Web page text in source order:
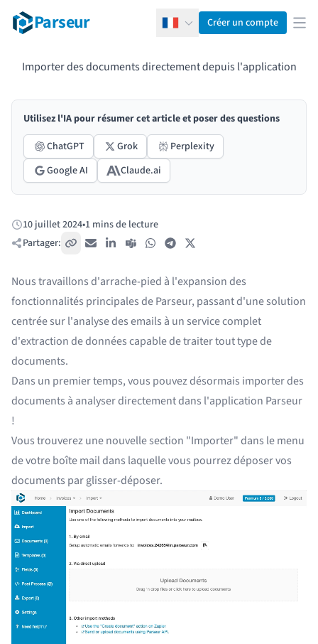
Parseur FrançaisCréer un compte
Importer des documents directement depuis l'application
Utilisez l'IA pour résumer cet article et poser des questions
ChatGPT
Grok
Perplexity
Google AI
Claude.ai
Publié:
10 juillet 2024•1 mins de lecture
Partager:
Copier le lien
E-mail LinkedIn
Teams WhatsAppTelegram
Nous travaillons d'arrache-pied à l'expansion des
fonctionnalités principales de Parseur, passant d'une solution
centrée sur l'analyse des emails à un service complet
d'extraction de données capable de traiter tout type de
documents.
Dans un premier temps, vous pouvez désormais importer des
documents à analyser directement dans l'application Parseur
!
Vous trouverez une nouvelle section "Importer" dans le menu
de votre boîte mail dans laquelle vous pourrez déposer vos
documents par glisser-déposer.